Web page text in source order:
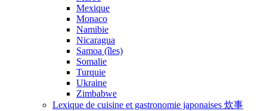
Mexique
Monaco
Namibie
Nicaragua
Samoa (îles)
Somalie
Turquie
Ukraine
Zimbabwe
Lexique de cuisine et gastronomie japonaises 炊事